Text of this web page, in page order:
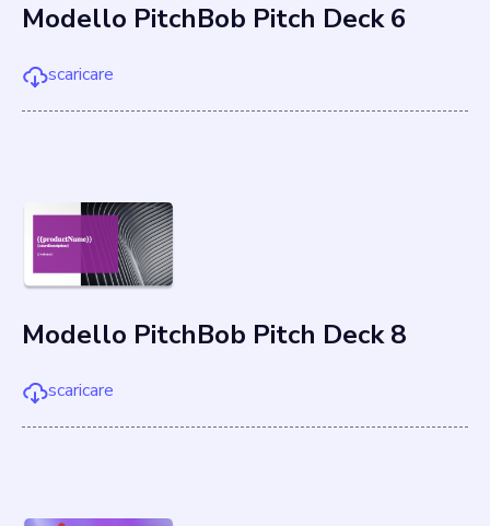
Modello PitchBob Pitch Deck 6
scaricare
Modello PitchBob Pitch Deck 8
scaricare